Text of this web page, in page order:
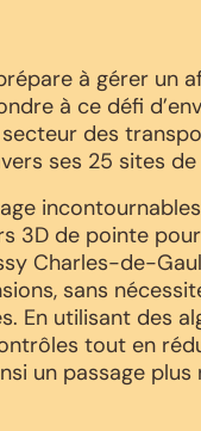
à gérer un
à ce défi
des
ses 25 sites
3D de pointe
Charles-de-
sans
En utilisant des
tout en
un passage